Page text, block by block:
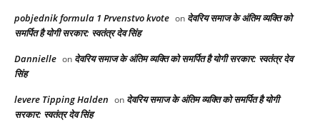
pobjednik formula 1 Prvenstvo kvote on देवरिय समाज के अंतिम व्यक्ति को
समर्पित है योगी सरकार: स्वतंत्र देव सिंह
Dannielle on देवरिय समाज के अंतिम व्यक्ति को समर्पित है योगी सरकार: स्वतंत्र देव
सिंह
levere Tipping Halden on देवरिय समाज के अंतिम व्यक्ति को समर्पित है योगी
सरकार: स्वतंत्र देव सिंह